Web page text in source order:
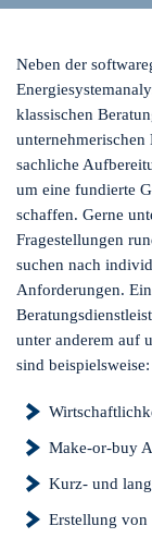
Neben der
klassischen
unternehmerischen
sachliche
um eine fundierte
schaffen. Gerne
Fragestellungen
suchen nach
Anforderungen.
unter anderem auf
sind beispielsweise:
Make-or-buy
Kurz- und
Erstellung von